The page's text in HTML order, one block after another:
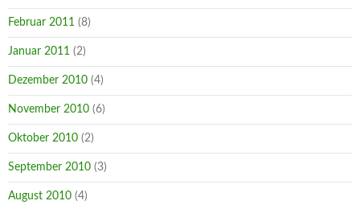
Februar 2011 (8)
Januar 2011 (2)
Dezember 2010 (4)
November 2010 (6)
Oktober 2010 (2)
September 2010 (3)
August 2010 (4)